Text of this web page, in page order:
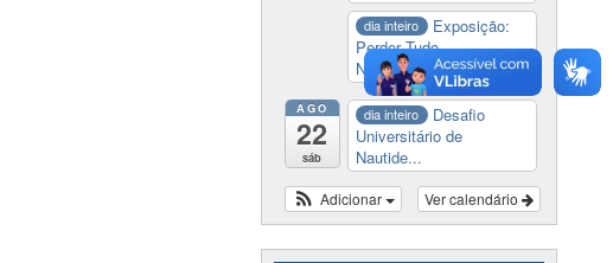
dia inteiro
Exposição:
Perder Tudo.
Novament...
AGO
22
sáb
dia inteiro
Desafio
Universitário de
Nautide...
Ver calendário
Adicionar